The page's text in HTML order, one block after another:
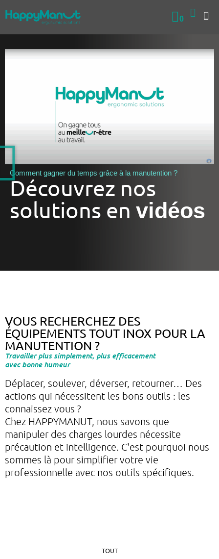
0
Comment gagner du temps grâce à la manutention ?
Découvrez nos
solutions en vidéos
VOUS RECHERCHEZ DES
ÉQUIPEMENTS TOUT INOX POUR LA
MANUTENTION ?
Travailler plus simplement, plus efficacement
avec bonne humeur
Déplacer, soulever, déverser, retourner… Des
actions qui nécessitent les bons outils : les
connaissez vous ?
Chez HAPPYMANUT, nous savons que
manipuler des charges lourdes nécessite
précaution et intelligence. C'est pourquoi nous
sommes là pour simplifier votre vie
professionnelle avec nos outils spécifiques.
TOUT